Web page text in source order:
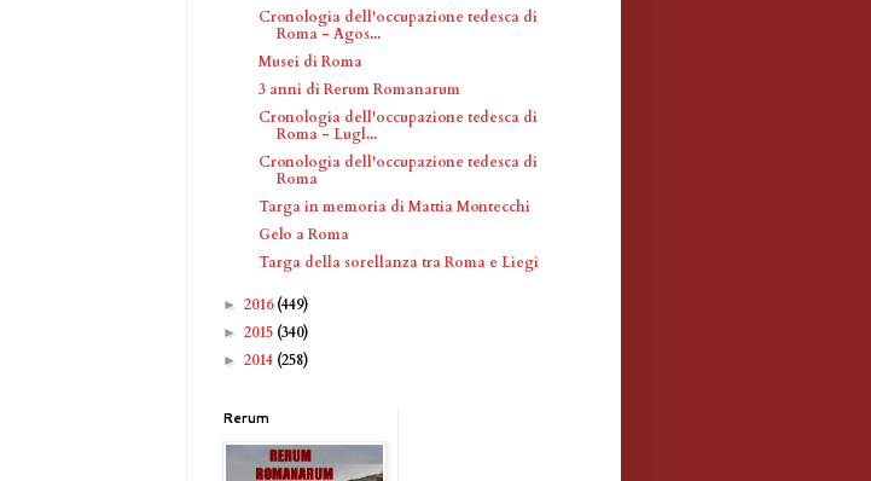
Cronologia dell'occupazione tedesca di
Roma - Agos...
Musei di Roma
3 anni di Rerum Romanarum
Cronologia dell'occupazione tedesca di
Roma - Lugl...
Cronologia dell'occupazione tedesca di
Roma
Targa in memoria di Mattia Montecchi
Gelo a Roma
Targa della sorellanza tra Roma e Liegi
► 2016(449)
► 2015 (340)
► 2014 (258)
Rerum